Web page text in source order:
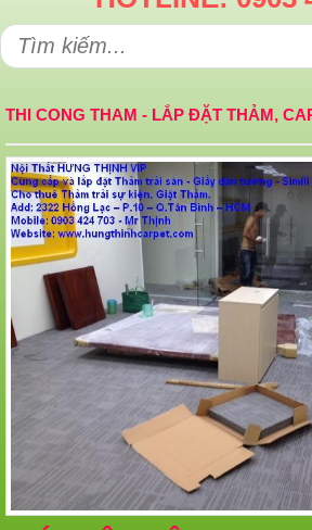
THI CONG THAM - LẮP ĐẶT THẢM,